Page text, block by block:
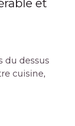
et
du dessus
cuisine,